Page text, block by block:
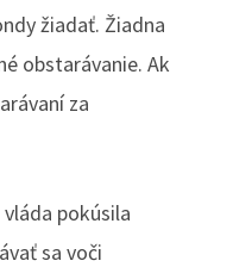
žiadať. Žiadna
obstarávanie. Ak
za
pokúsila
sa voči